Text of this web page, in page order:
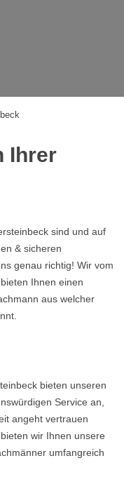
Ihrer
sind und auf
& sicheren
genau richtig! Wir vom
Ihnen einen
aus welcher
bieten unseren
Service an,
angeht vertrauen
wir Ihnen unsere
umfangreich